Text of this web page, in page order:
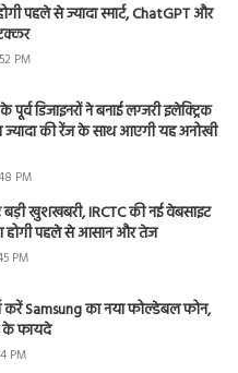
पहले से ज्यादा स्मार्ट, ChatGPT और
PM
डिजाइनरों ने बनाई लग्जरी इलेक्ट्रिक
ज्यादा की रेंज के साथ आएगी यह अनोखी
PM
बड़ी खुशखबरी, IRCTC की नई वेबसाइट
होगी पहले से आसान और तेज
PM
करें Samsung का नया फोल्डेबल फोन,
के फायदे
PM